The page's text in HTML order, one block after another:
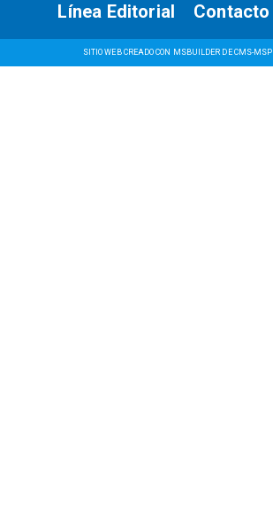
SITIO WEB CREADO CON MSBUILDER DE CMS-
Línea Editorial